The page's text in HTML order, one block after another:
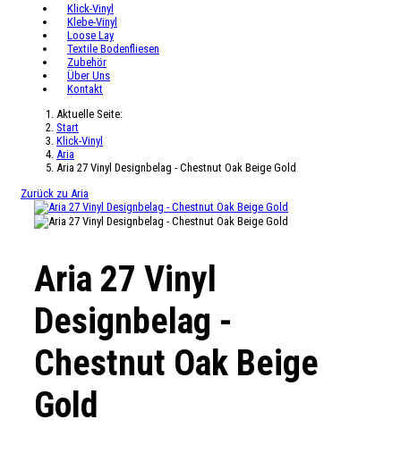
Klick-Vinyl
Klebe-Vinyl
Loose Lay
Textile Bodenfliesen
Zubehör
Über Uns
Kontakt
Aktuelle Seite:
Start
Klick-Vinyl
Aria
Aria 27 Vinyl Designbelag - Chestnut Oak Beige Gold
Zurück zu Aria
Aria 27 Vinyl
Designbelag -
Chestnut Oak Beige
Gold